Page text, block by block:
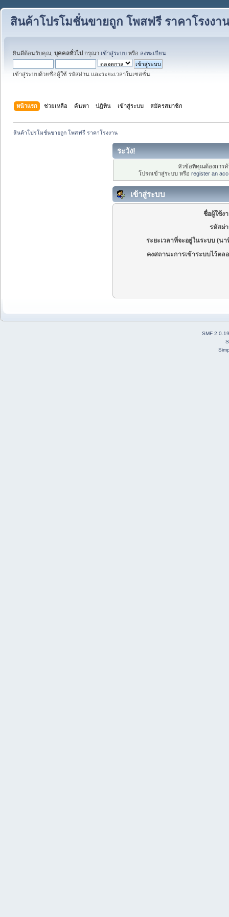
สินค้าโปรโมชั่นขายถูก โพสฟรี ราคาโรงงาน
ยินดีต้อนรับคุณ, บุคคลทั่วไป กรุณา เข้าสู่ระบบ หรือ ลงทะเบียน
เข้าสู่ระบบด้วยชื่อผู้ใช้ รหัสผ่าน และระยะเวลาในเซสชั่น
หน้าแรก ช่วยเหลือ ค้นหา ปฏิทิน เข้าสู่ระบบ สมัครสมาชิก
สินค้าโปรโมชั่นขายถูก โพสฟรี ราคาโรงงาน
ระวัง!
หัวข้อที่คุณต้องการ
โปรดเข้าสู่ระบบ หรือ register an
เข้าสู่ระบบ
ชื่อผู้ใช้ง
รหัสผ่
ระยะเวลาที่จะอยู่ในระบบ (นา
คงสถานะการเข้าระบบไว้ตล
SMF 2.0.19